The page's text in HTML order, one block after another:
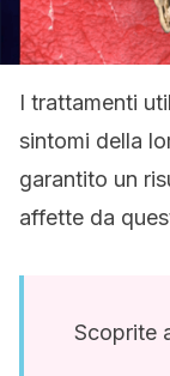
I trattamenti
sintomi della
garantito un
affette da
Scoprite